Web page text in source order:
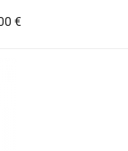
€